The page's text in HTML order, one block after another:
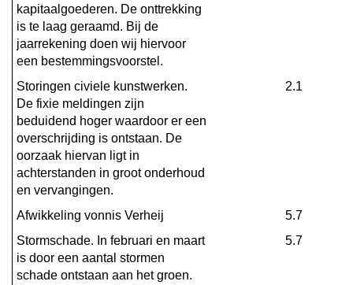
kapitaalgoederen. De onttrekking
is te laag geraamd. Bij de
jaarrekening doen wij hiervoor
een bestemmingsvoorstel.
Storingen civiele kunstwerken.
De fixie meldingen zijn
beduidend hoger waardoor er een
overschrijding is ontstaan. De
oorzaak hiervan ligt in
achterstanden in groot onderhoud
en vervangingen.
2.1
Afwikkeling vonnis Verheij
5.7
Stormschade. In februari en maart
is door een aantal stormen
schade ontstaan aan het groen.
5.7